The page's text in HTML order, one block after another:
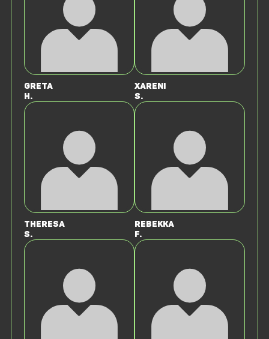
Greta
H.
Xareni
S.
Theresa
S.
Rebekka
F.